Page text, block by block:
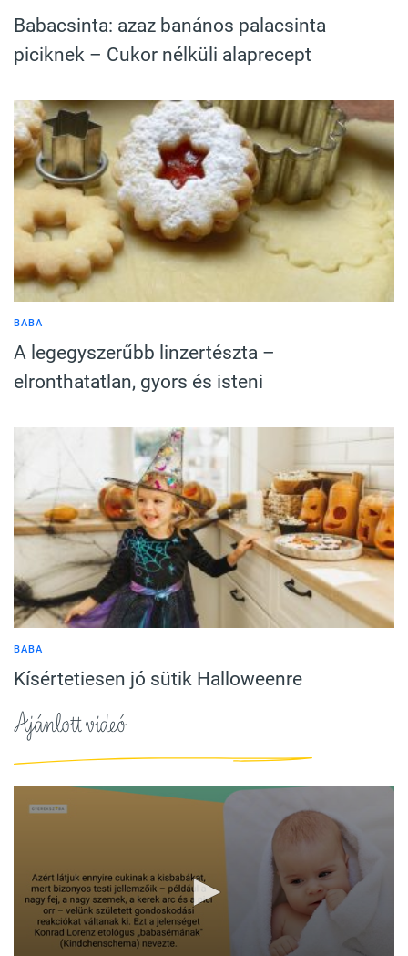
Babacsinta: azaz banános palacsinta
piciknek – Cukor nélküli alaprecept
BABA
A legegyszerűbb linzertészta –
elronthatatlan, gyors és isteni
BABA
Kísértetiesen jó sütik Halloweenre
Ajánlott videó